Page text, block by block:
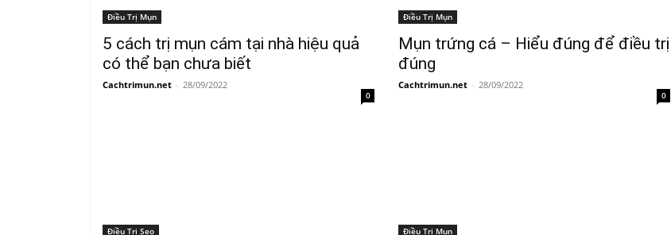
Điều Trị Mụn
5 cách trị mụn cám tại nhà hiệu quả
có thể bạn chưa biết
Cachtrimun.net - 28/09/2022
0
Điều Trị Mụn
Mụn trứng cá – Hiểu đúng để điều trị
đúng
Cachtrimun.net - 28/09/2022
0
Điều Trị Sẹo Điều Trị Mụn